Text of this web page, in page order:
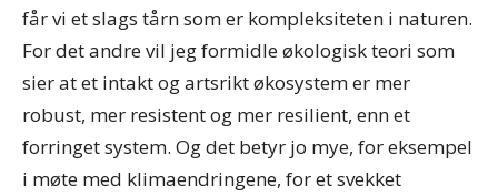
får vi et slags tårn som er kompleksiteten i naturen.
For det andre vil jeg formidle økologisk teori som
sier at et intakt og artsrikt økosystem er mer
robust, mer resistent og mer resilient, enn et
forringet system. Og det betyr jo mye, for eksempel
i møte med klimaendringene, for et svekket